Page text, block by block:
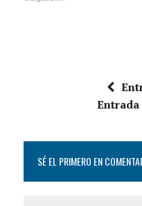
SÉ EL PRIMERO EN